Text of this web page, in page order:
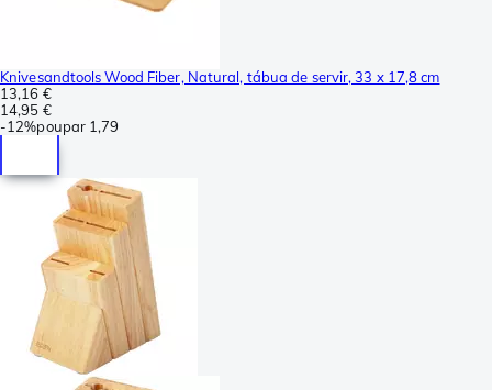
Knivesandtools Wood Fiber, Natural, tábua de servir, 33 x 17,8 cm
13,16 €
14,95 €
-12%poupar 1,79